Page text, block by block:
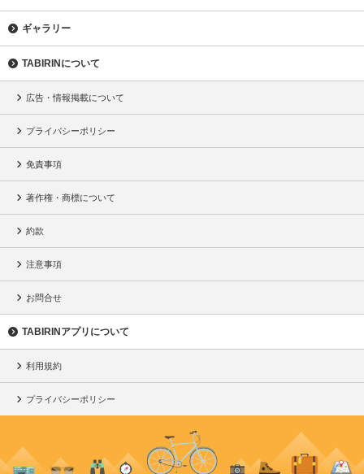
ギャラリー
TABIRINについて
広告・情報掲載について
プライバシーポリシー
免責事項
著作権・商標について
約款
注意事項
お問合せ
TABIRINアプリについて
利用規約
プライバシーポリシー